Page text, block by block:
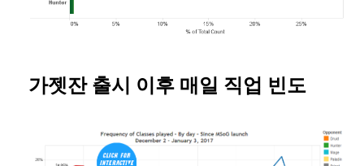
가젯잔 출시 이후 매일 직업 빈도